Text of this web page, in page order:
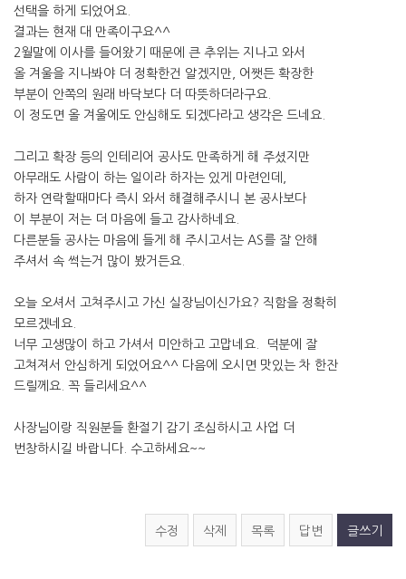
선택을 하게 되었어요.
결과는 현재 대 만족이구요^^
2월말에 이사를 들어왔기 때문에 큰 추위는 지나고 와서
올 겨울을 지나봐야 더 정확한건 알겠지만, 어쨋든 확장한
부분이 안쪽의 원래 바닥보다 더 따뜻하더라구요.
이 정도면 올 겨울에도 안심해도 되겠다라고 생각은 드네요.
그리고 확장 등의 인테리어 공사도 만족하게 해 주셨지만
아무래도 사람이 하는 일이라 하자는 있게 마련인데,
하자 연락할때마다 즉시 와서 해결해주시니 본 공사보다
이 부분이 저는 더 마음에 들고 감사하네요.
다른분들 공사는 마음에 들게 해 주시고서는 AS를 잘 안해
주셔서 속 썩는거 많이 봤거든요.
오늘 오셔서 고쳐주시고 가신 실장님이신가요? 직함을 정확히
모르겠네요.
너무 고생많이 하고 가셔서 미안하고 고맙네요. 덕분에 잘
고쳐져서 안심하게 되었어요^^ 다음에 오시면 맛있는 차 한잔
드릴께요. 꼭 들리세요^^
사장님이랑 직원분들 환절기 감기 조심하시고 사업 더
번창하시길 바랍니다. 수고하세요~~
수정 삭제 목록 답변 글쓰기